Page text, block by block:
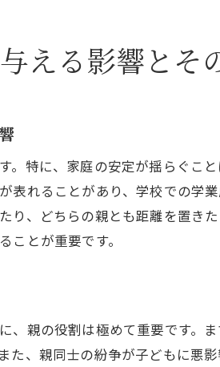
離婚前後の親子関係の維持
熊本での離婚後に子どもの心を
学校との連携によるサポー
地域のサポートグループの
子どもの成長に寄り添う生
日常でできる心のケアの実
子どもの福祉を最優先に考
合意形成のための話し合い
える影響とそ
。特に、家庭の安定が揺らぐこ
表れることがあり、学校での学
、どちらの親とも距離を置き
とが重要です。
、親の役割は極めて重要です。
た、親同士の紛争が子どもに悪